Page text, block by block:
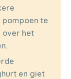
te
over het
en giet